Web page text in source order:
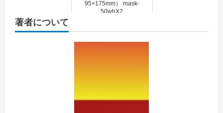
95×175mm） mask-
50whX2
著者について